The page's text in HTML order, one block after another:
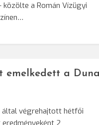
közölte a Román Vízügyi
emelkedett a
által végrehajtott hétfői